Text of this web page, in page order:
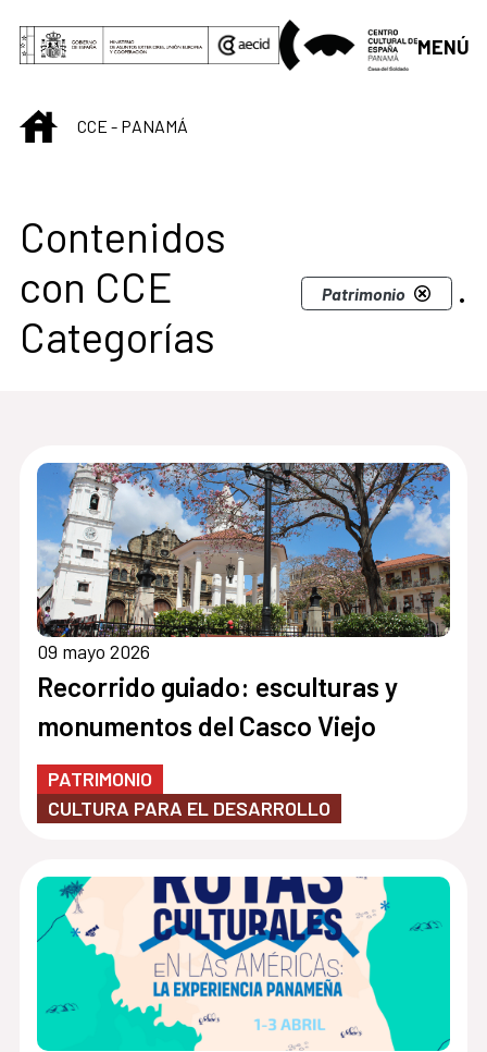
Saltar al contenido principal
MENÚ
INICIOCCE - PANAMÁ
Centro Cultural de
Contenidos
con CCE
Categorías
Patrimonio .
09 mayo 2026
Recorrido guiado: esculturas y
monumentos del Casco Viejo
PATRIMONIO
CULTURA PARA EL DESARROLLO